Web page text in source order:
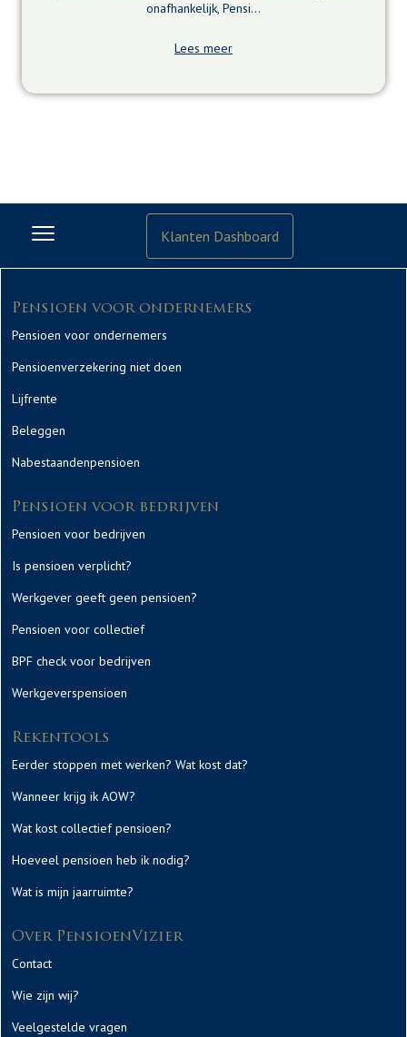
onafhankelijk, Pensi…
Lees meer
Klanten Dashboard
Pensioen voor ondernemers
Pensioen voor ondernemers
Pensioenverzekering niet doen
Lijfrente
Beleggen
Nabestaandenpensioen
Pensioen voor bedrijven
Pensioen voor bedrijven
Is pensioen verplicht?
Werkgever geeft geen pensioen?
Pensioen voor collectief
BPF check voor bedrijven
Werkgeverspensioen
Rekentools
Eerder stoppen met werken? Wat kost dat?
Wanneer krijg ik AOW?
Wat kost collectief pensioen?
Hoeveel pensioen heb ik nodig?
Wat is mijn jaarruimte?
Over PensioenVizier
Contact
Wie zijn wij?
Veelgestelde vragen